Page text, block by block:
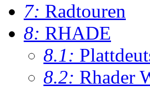
7: Radtouren
8: RHADE
8.1:
8.2: Rhader